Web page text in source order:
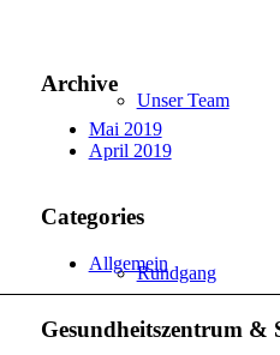
Unser Team
Rundgang
Archive
Mai 2019
April 2019
Categories
Allgemein
Gesundheitszentrum &